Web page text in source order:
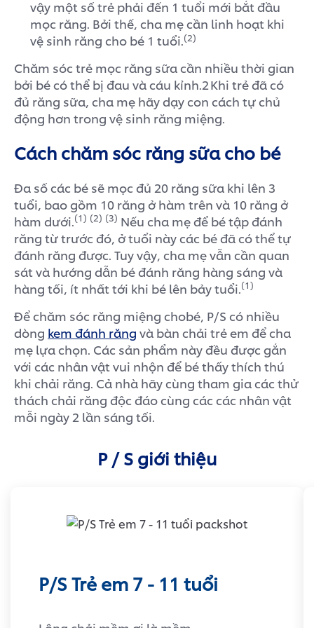
vậy một số trẻ phải đến 1 tuổi mới bắt đầu
mọc răng. Bởi thế, cha mẹ cần linh hoạt khi
vệ sinh răng cho bé 1 tuổi.(2)
Chăm sóc trẻ mọc răng sữa cần nhiều thời gian
bởi bé có thể bị đau và cáu kỉnh.2 Khi trẻ đã có
đủ răng sữa, cha mẹ hãy dạy con cách tự chủ
động hơn trong vệ sinh răng miệng.
Cách chăm sóc răng sữa cho bé
Đa số các bé sẽ mọc đủ 20 răng sữa khi lên 3
tuổi, bao gồm 10 răng ở hàm trên và 10 răng ở
hàm dưới. (1) (2) (3) Nếu cha mẹ để bé tập đánh
răng từ trước đó, ở tuổi này các bé đã có thể tự
đánh răng được. Tuy vậy, cha mẹ vẫn cần quan
sát và hướng dẫn bé đánh răng hàng sáng và
hàng tối, ít nhất tới khi bé lên bảy tuổi. (1)
Để chăm sóc răng miệng chobé, P/S có nhiều
dòng kem đánh răng và bàn chải trẻ em để cha
mẹ lựa chọn. Các sản phẩm này đều được gắn
với các nhân vật vui nhộn để bé thấy thích thú
khi chải răng. Cả nhà hãy cùng tham gia các thử
thách chải răng độc đáo cùng các các nhân vật
mỗi ngày 2 lần sáng tối.
P / S giới thiệu
P/S Trẻ em 7 - 11 tuổi